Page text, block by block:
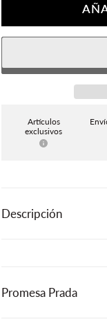
Artículos
exclusivos
Descripción
Promesa Prada